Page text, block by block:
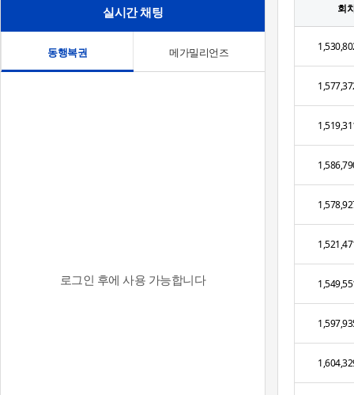
실시간 채팅
동행복권 메가밀리언즈
로그인 후에 사용 가능합니다
회